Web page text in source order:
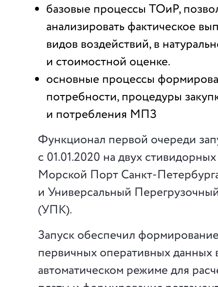
базовые процессы ТОиР,
анализировать фактическое
видов воздействий, в
и стоимостной оценке.
основные процессы
потребности, процедуры
и потребления МПЗ
Функционал первой очереди
с 01.01.2020 на двух
Морской Порт Санкт-
и Универсальный
(УПК).
Запуск обеспечил
первичных оперативных данных
автоматическом режиме для